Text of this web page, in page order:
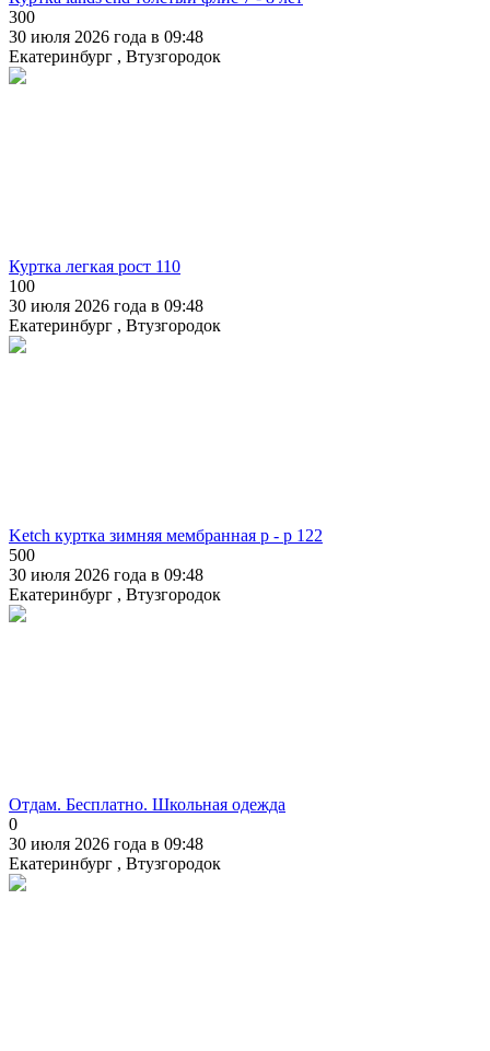
300
30 июля 2026 года в 09:48
Екатеринбург , Втузгородок
Куртка легкая рост 110
100
30 июля 2026 года в 09:48
Екатеринбург , Втузгородок
Ketch куртка зимняя мембранная р - р 122
500
30 июля 2026 года в 09:48
Екатеринбург , Втузгородок
Отдам. Бесплатно. Школьная одежда
0
30 июля 2026 года в 09:48
Екатеринбург , Втузгородок